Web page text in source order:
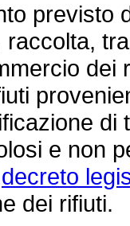
previsto
dei
e non
decreto
dei rifiuti.